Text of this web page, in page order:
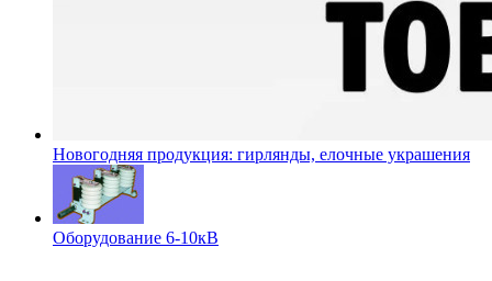
Новогодняя продукция: гирлянды, елочные украшения
Оборудование 6-10кВ